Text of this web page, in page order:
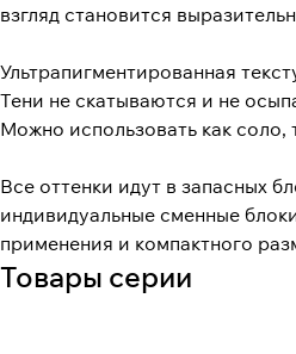
взгляд становится
Ультрапигментированная
Тени не скатываются и не
Можно использовать как соло,
Все оттенки идут в запасных
индивидуальные сменные
применения и компактного
Товары серии